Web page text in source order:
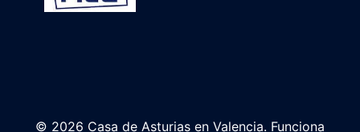
© 2026 Casa de Asturias en Valencia. Funciona